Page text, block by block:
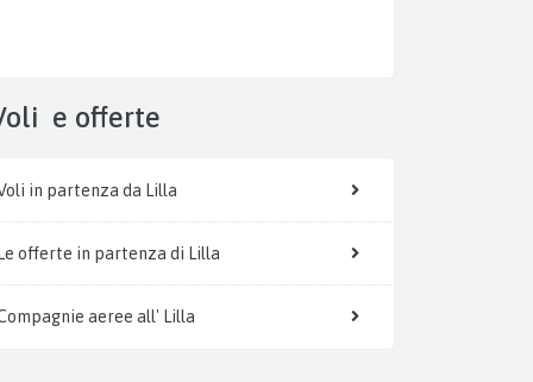
Voli e offerte
in partenza da Lilla
offerte in partenza di Lilla
aeree all' Lilla